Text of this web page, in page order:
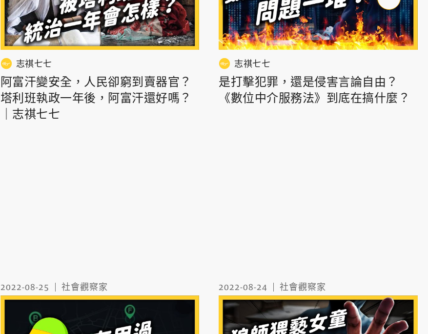
志祺七七
阿富汗變安全，人民卻窮到賣器官？
塔利班執政一年後，阿富汗還好嗎？
｜志祺七七
志祺七七
是打擊犯罪，還是侵害言論自由？
《數位中介服務法》到底在搞什麼？
2022-08-25 社會觀察家 2022-08-24 社會觀察家